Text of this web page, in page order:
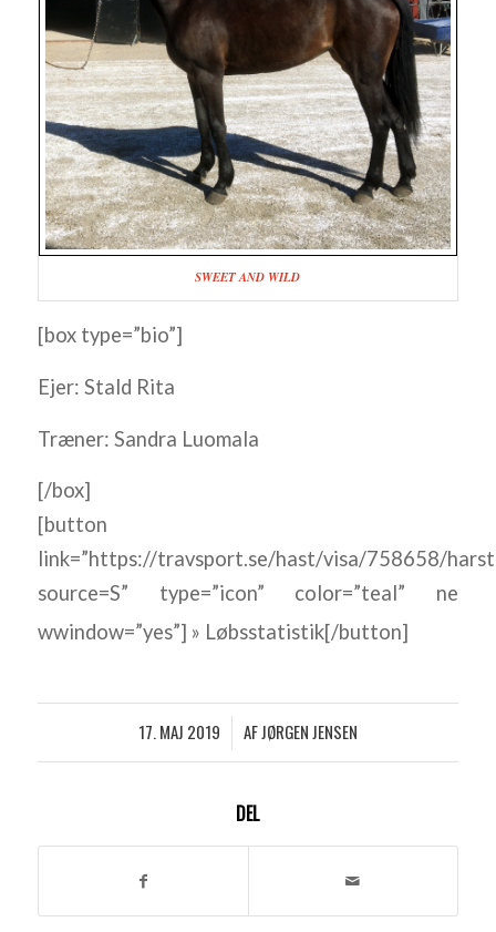
SWEET AND WILD
[box type=”bio”]
Ejer: Stald Rita
Træner: Sandra Luomala
[/box]
[button
link=”https://travsport.se/hast/visa/758658/
source=S” type=”icon” color=”teal” ne
wwindow=”yes”] » Løbsstatistik[/button]
17. MAJ 2019
/ AFJØRGEN JENSEN
DEL